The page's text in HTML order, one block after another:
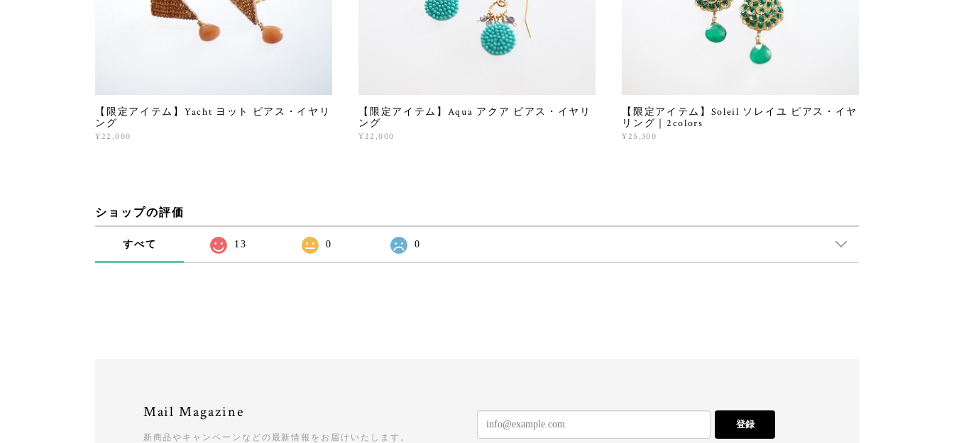
【限定アイテム】Yacht ヨット ピアス・イヤリ
ング
¥22,000
【限定アイテム】Aqua アクア ピアス・イヤリ
ング
¥22,000
【限定アイテム】Soleil ソレイユ ピアス・イヤ
リング｜2colors
¥25,300
ショップの評価
すべて 13 0 0
Mail Magazine
新商品やキャンペーンなどの最新情報をお届けいたします。
登録